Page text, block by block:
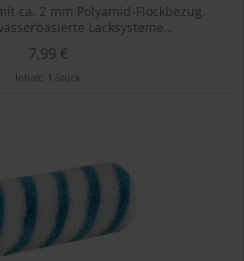
ca. 2 mm Polyamid-Flockbezug.
Lacksysteme...
7,99 €
Inhalt: 1 Stück